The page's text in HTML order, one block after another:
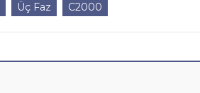
Üç Faz C2000